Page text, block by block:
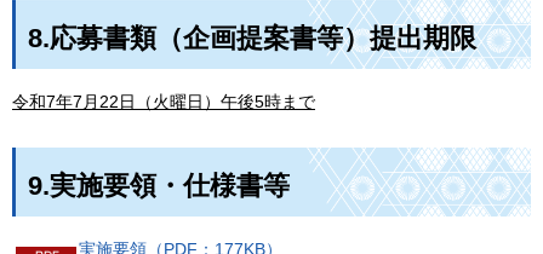
8.応募書類（企画提案書等）提出期限
令和7年7月22日（火曜日）午後5時まで
9.実施要領・仕様書等
実施要領（PDF：177KB）